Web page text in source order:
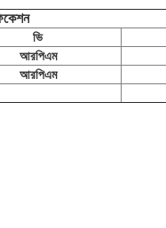
ভি
আরপিএম
আরপিএম